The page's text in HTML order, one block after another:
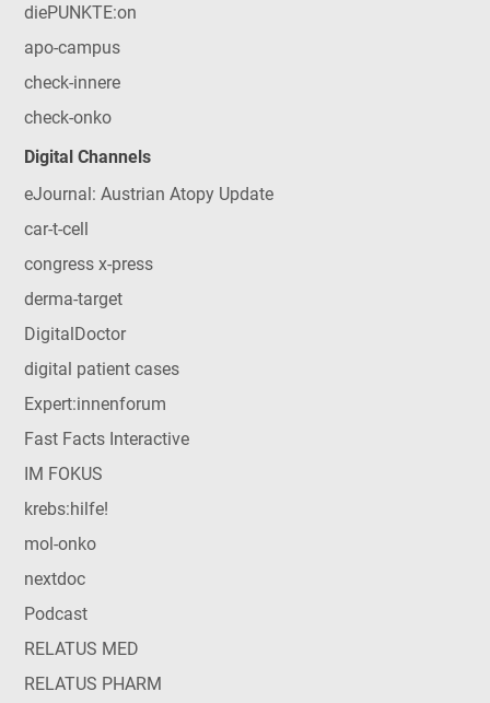
diePUNKTE:on
apo-campus
check-innere
check-onko
Digital Channels
eJournal: Austrian Atopy Update
car-t-cell
congress x-press
derma-target
DigitalDoctor
digital patient cases
Expert:innenforum
Fast Facts Interactive
IM FOKUS
krebs:hilfe!
mol-onko
nextdoc
Podcast
RELATUS MED
RELATUS PHARM